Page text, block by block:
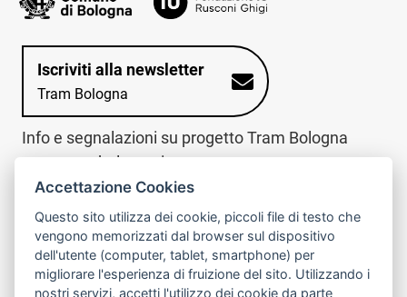
Iscriviti alla newsletter
Tram Bologna
Info e segnalazioni su progetto Tram Bologna
www.trambologna.it
trova infopoint sulla mappa interattiva
Trova l'infopoint
più vicino
telefona al call center
Chiama il call
center
800078611
Accettazione Cookies
Questo sito utilizza dei cookie, piccoli file di testo che
vengono memorizzati dal browser sul dispositivo
dell'utente (computer, tablet, smartphone) per
migliorare l'esperienza di fruizione del sito. Utilizzando i
nostri servizi, accetti l'utilizzo dei cookie da parte